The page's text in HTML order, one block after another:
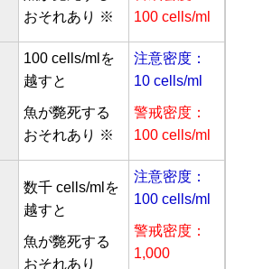
おそれあり ※
100 cells/ml
100 cells/mlを
越すと
魚が斃死する
おそれあり ※
注意密度：
10 cells/ml
警戒密度：
100 cells/ml
数千 cells/mlを
越すと
魚が斃死する
おそれあり
注意密度：
100 cells/ml
警戒密度：
1,000